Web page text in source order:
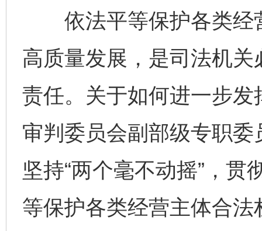
依法平等保护各类经
高质量发展，是司法机
责任。关于如何进一步
审判委员会副部级专职
坚持“两个毫不动摇”，
等保护各类经营主体合